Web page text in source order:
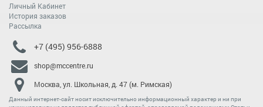
Личный Кабинет
История заказов
Рассылка
+7 (495) 956-6888
shop@mccentre.ru
Москва, ул. Школьная, д. 47 (м. Римская)
Данный интернет-сайт носит исключительно информационный характер и ни при